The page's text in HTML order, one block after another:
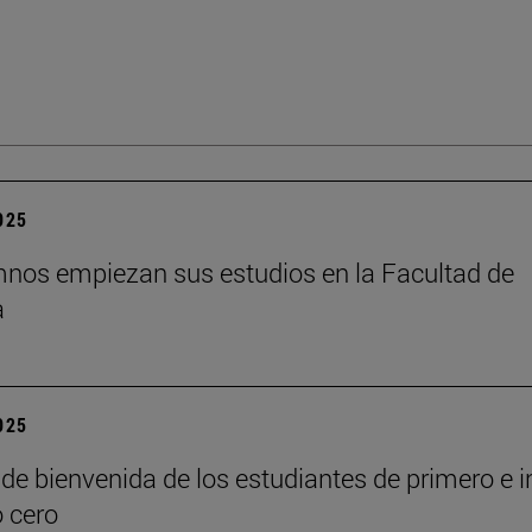
empiezan sus estudios en la Facultad de
bienvenida de los estudiantes de primero e
cero